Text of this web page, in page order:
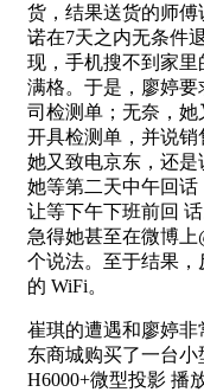
货，结果送货的师
诺在7天之内无条件
现，手机搜不到家里
满格。于是，廖婷
司检测单；无奈，
开具检测单，并说销
她又致电京东，还
她等第二天中午回
让等下午下班前回
急得她甚至在微博
个说法。至于结果
的 WiFi。
崔琪的遭遇和廖婷
东商城购买了一台
H6000+微型投影 播